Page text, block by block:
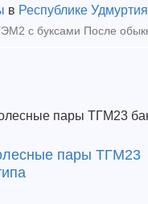
в Республике Удмуртия
пары ТГМ23